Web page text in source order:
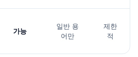
가능
일반 용
어만
제한
적